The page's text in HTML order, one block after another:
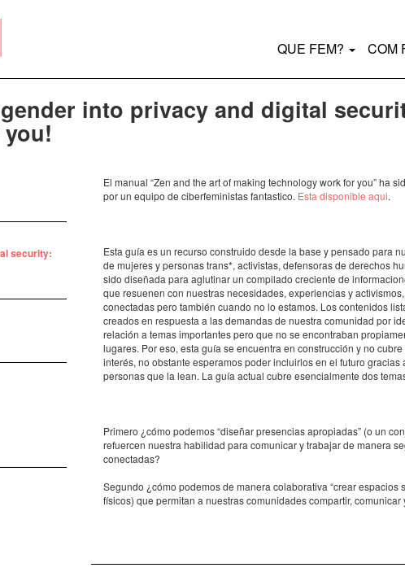
Main
QUE FEM? COM
into privacy and digital
security:
El manual “Zen and the art of making technology work for you” ha
por un equipo de ciberfeministas fantastico. Esta disponible aqui.
Esta guía es un recurso construido desde la base y pensado para
de mujeres y personas trans*, activistas, defensoras de derechos
sido diseñada para aglutinar un compilado creciente de
que resuenen con nuestras necesidades, experiencias y
conectadas pero también cuando no lo estamos. Los contenidos
creados en respuesta a las demandas de nuestra comunidad por
relación a temas importantes pero que no se encontraban
lugares. Por eso, esta guía se encuentra en construcción y no
interés, no obstante esperamos poder incluirlos en el futuro gracias
personas que la lean. La guía actual cubre esencialmente dos
Primero ¿cómo podemos “diseñar presencias apropiadas” (o un
refuercen nuestra habilidad para comunicar y trabajar de manera
conectadas?
Segundo ¿cómo podemos de manera colaborativa “crear espacios
físicos) que permitan a nuestras comunidades compartir, comunicar